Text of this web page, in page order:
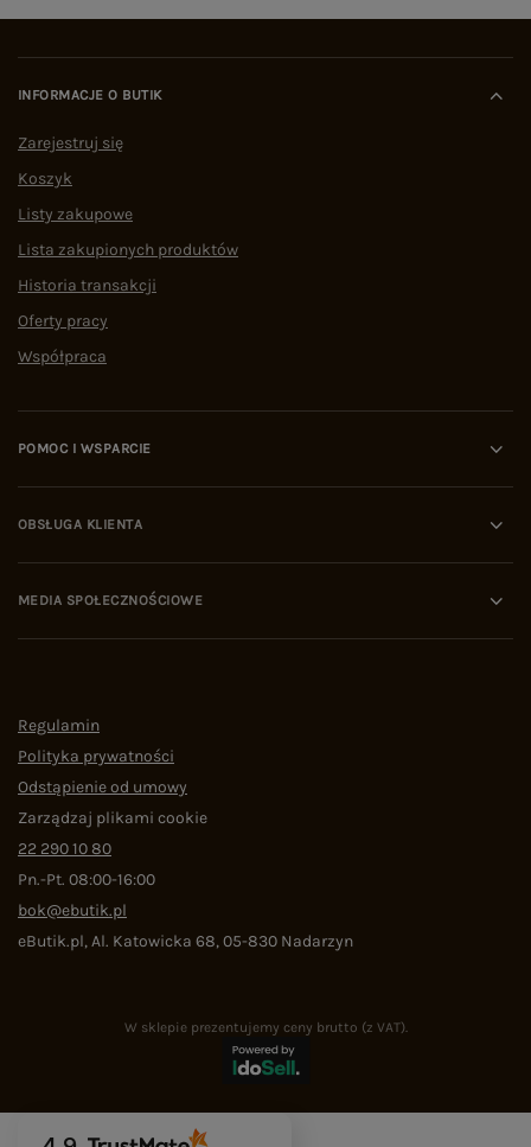
INFORMACJE O BUTIK
Zarejestruj się
Koszyk
Listy zakupowe
Lista zakupionych produktów
Historia transakcji
Oferty pracy
Współpraca
POMOC I WSPARCIE
OBSŁUGA KLIENTA
MEDIA SPOŁECZNOŚCIOWE
Regulamin
Polityka prywatności
Odstąpienie od umowy
Zarządzaj plikami cookie
22 290 10 80
Pn.-Pt. 08:00-16:00
bok@ebutik.pl
eButik.pl,Al. Katowicka 68,05-830 Nadarzyn
W sklepie prezentujemy ceny brutto (z VAT).